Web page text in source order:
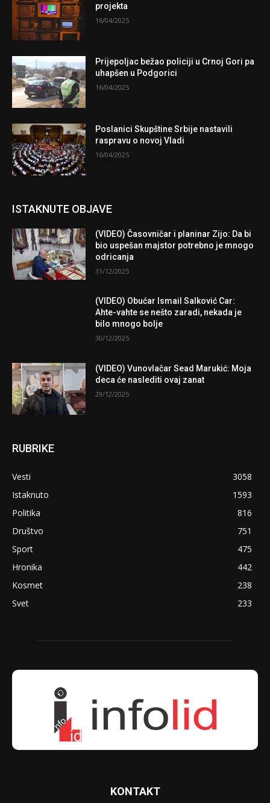
projekta
16/04/2025
Prijepoljac bežao policiji u Crnoj Gori pa
uhapšen u Podgorici
16/04/2025
Poslanici Skupštine Srbije nastavili
raspravu o novoj Vladi
16/04/2025
ISTAKNUTE OBJAVE
(VIDEO) Časovničar i planinar Zijo: Da bi
bio uspešan majstor potrebno je mnogo
odricanja
31/12/2025
(VIDEO) Obućar Ismail Salković Car:
Ahte-vahte se nešto zaradi, nekada je
bilo mnogo bolje
30/12/2025
(VIDEO) Vunovlačar Sead Marukić: Moja
deca će naslediti ovaj zanat
29/12/2025
RUBRIKE
Vesti
3058
Istaknuto
1593
Politika
816
Društvo
751
Sport
475
Hronika
442
Kosmet
238
Svet
233
KONTAKT